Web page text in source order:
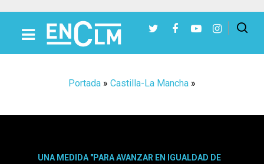
Portada » Castilla-La Mancha »
UNA MEDIDA "PARA AVANZAR EN IGUALDAD DE